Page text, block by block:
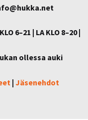
hukka.net
6–21 | LA KLO 8–20 |
ollessa auki
| Jäsenehdot